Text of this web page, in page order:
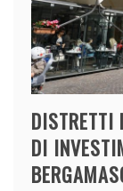
DISTRETTI
DI